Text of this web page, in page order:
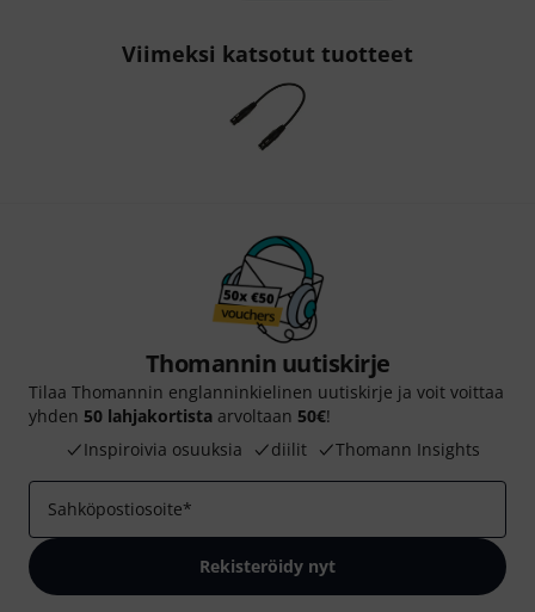
Viimeksi katsotut tuotteet
Thomannin uutiskirje
Tilaa Thomannin englanninkielinen uutiskirje ja voit voittaa
yhden 50 lahjakortista arvoltaan 50€!
Inspiroivia osuuksia
diilit Thomann Insights
Sahköpostiosoite*
Rekisteröidy nyt